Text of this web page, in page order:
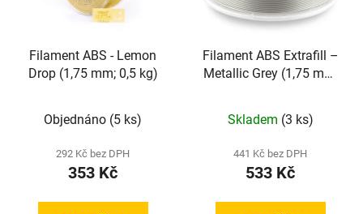
Filament ABS - Lemon
Drop (1,75 mm; 0,5 kg)
Objednáno (5 ks)
292 Kč bez DPH
353 Kč
Filament ABS Extrafill –
Metallic Grey (1,75 mm;
Skladem (3 ks)
441 Kč bez DPH
533 Kč